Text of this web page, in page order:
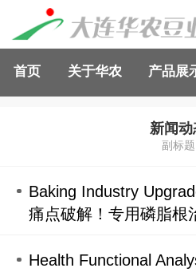
首页 关于华农 产品展
新闻动
副标题
Baking Industry
痛点破解！专用磷脂根
Health Functional